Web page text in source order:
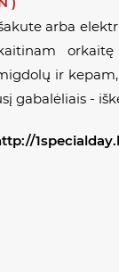
arba
ir
gabalėliais -